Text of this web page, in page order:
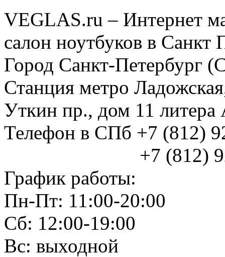
VEGLAS.ru – Интернет
салон ноутбуков в Санкт
Город Санкт-Петербург
Станция метро
Уткин пр., дом 11
Телефон в СПб +7 (812)
+7 (812)
График работы:
Пн-Пт: 11:00-20:00
Сб: 12:00-19:00
Вс: выходной